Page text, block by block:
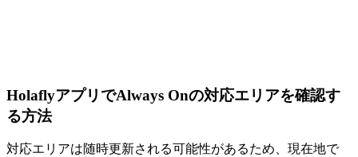
HolaflyアプリでAlways Onの対応エリアを確認す
る方法
対応エリアは随時更新される可能性があるため、現在地で